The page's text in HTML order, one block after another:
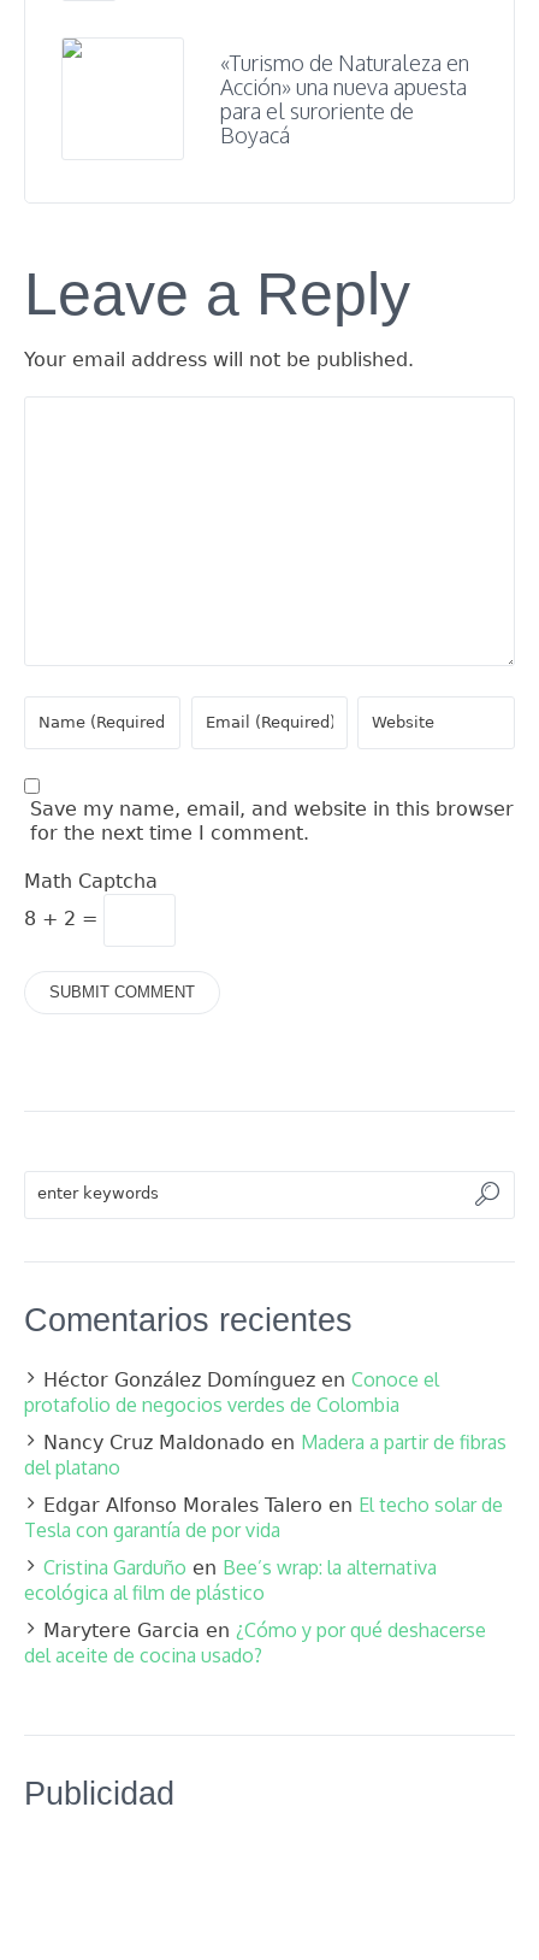
«Turismo de Naturaleza en
Acción» una nueva apuesta
para el suroriente de
Boyacá
Leave a Reply
Your email address will not be published.
Save my name, email, and website in this browser
for the next time I comment.
Math Captcha
8 + 2 =
Comentarios recientes
Héctor González Domínguez en Conoce el
protafolio de negocios verdes de Colombia
Nancy Cruz Maldonado en Madera a partir de fibras
del platano
Edgar Alfonso Morales Talero en El techo solar de
Tesla con garantía de por vida
Cristina Garduño en Bee’s wrap: la alternativa
ecológica al film de plástico
Marytere Garcia en ¿Cómo y por qué deshacerse
del aceite de cocina usado?
Publicidad